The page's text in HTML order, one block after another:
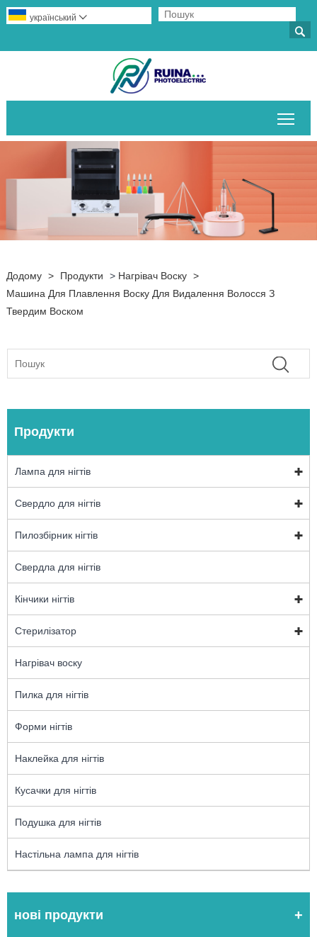

український 
Додому > Продукти > Нагрівач Воску >
Машина Для Плавлення Воску Для Видалення Волосся З
Твердим Воском
Продукти
Лампа для нігтів
Свердло для нігтів
Пилозбірник нігтів
Свердла для нігтів
Кінчики нігтів
Стерилізатор
Нагрівач воску
Пилка для нігтів
Форми нігтів
Наклейка для нігтів
Кусачки для нігтів
Подушка для нігтів
Настільна лампа для нігтів
нові продукти